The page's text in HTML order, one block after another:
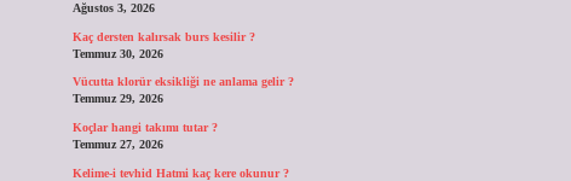
Ağustos 3, 2026
Kaç dersten kalırsak burs kesilir ?
Temmuz 30, 2026
Vücutta klorür eksikliği ne anlama gelir ?
Temmuz 29, 2026
Koçlar hangi takımı tutar ?
Temmuz 27, 2026
Kelime-i tevhid Hatmi kaç kere okunur ?